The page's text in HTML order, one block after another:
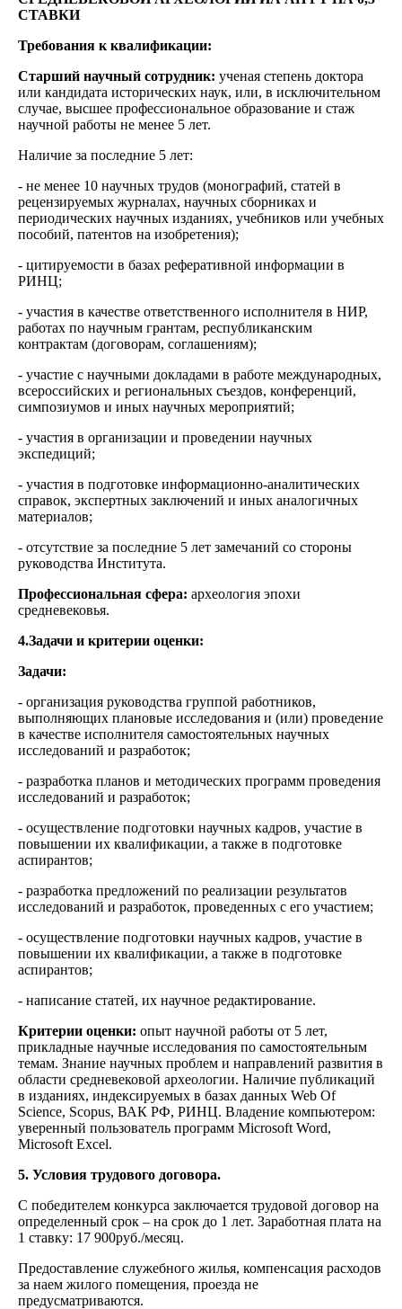
СТАВКИ
Требования к квалификации:
Старший научный сотрудник: ученая степень доктора
или кандидата исторических наук, или, в исключительном
случае, высшее профессиональное образование и стаж
научной работы не менее 5 лет.
Наличие за последние 5 лет:
- не менее 10 научных трудов (монографий, статей в
рецензируемых журналах, научных сборниках и
периодических научных изданиях, учебников или учебных
пособий, патентов на изобретения);
- цитируемости в базах реферативной информации в
РИНЦ;
- участия в качестве ответственного исполнителя в НИР,
работах по научным грантам, республиканским
контрактам (договорам, соглашениям);
- участие с научными докладами в работе международных,
всероссийских и региональных съездов, конференций,
симпозиумов и иных научных мероприятий;
- участия в организации и проведении научных
экспедиций;
- участия в подготовке информационно-аналитических
справок, экспертных заключений и иных аналогичных
материалов;
- отсутствие за последние 5 лет замечаний со стороны
руководства Института.
Профессиональная сфера: археология эпохи
средневековья.
4.Задачи и критерии оценки:
Задачи:
- организация руководства группой работников,
выполняющих плановые исследования и (или) проведение
в качестве исполнителя самостоятельных научных
исследований и разработок;
- разработка планов и методических программ проведения
исследований и разработок;
- осуществление подготовки научных кадров, участие в
повышении их квалификации, а также в подготовке
аспирантов;
- разработка предложений по реализации результатов
исследований и разработок, проведенных с его участием;
- осуществление подготовки научных кадров, участие в
повышении их квалификации, а также в подготовке
аспирантов;
- написание статей, их научное редактирование.
Критерии оценки: опыт научной работы от 5 лет,
прикладные научные исследования по самостоятельным
темам. Знание научных проблем и направлений развития в
области средневековой археологии. Наличие публикаций
в изданиях, индексируемых в базах данных Web Of
Science, Scopus, ВАК РФ, РИНЦ. Владение компьютером:
уверенный пользователь программ Microsoft Word,
Microsoft Excel.
5. Условия трудового договора.
С победителем конкурса заключается трудовой договор на
определенный срок – на срок до 1 лет. Заработная плата на
1 ставку: 17 900руб./месяц.
Предоставление служебного жилья, компенсация расходов
за наем жилого помещения, проезда не
предусматриваются.